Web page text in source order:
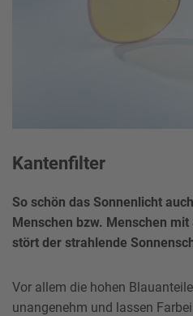
Kantenfilter
So schön das Sonnenlicht
Menschen bzw. Menschen
stört der strahlende
Vor allem die hohen
unangenehm und lassen